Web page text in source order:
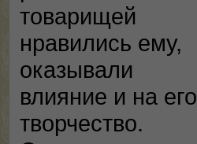
товарищей
нравились ему,
оказывали
влияние и на его
творчество.